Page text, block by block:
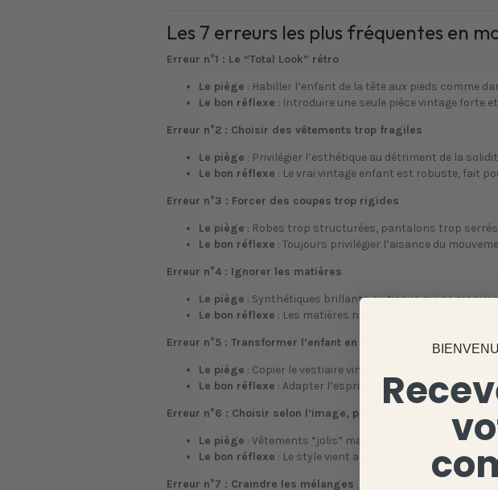
Les 7 erreurs les plus fréquentes en
Erreur n°1 : Le “Total Look” rétro
Le piège : Habiller l’enfant de la tête aux pieds comme
Le bon réflexe : Introduire une seule pièce vintage forte
Erreur n°2 : Choisir des vêtements trop fragiles
Le piège : Privilégier l’esthétique au détriment de la
Le bon réflexe : Le vrai vintage enfant est robuste, fait
Erreur n°3 : Forcer des coupes trop rigides
Le piège : Robes trop structurées, pantalons trop
Le bon réflexe : Toujours privilégier l’aisance du
Erreur n°4 : Ignorer les matières
Le piège : Synthétiques brillants ou tissus qui ne
Le bon réflexe : Les matières naturelles sont non
Erreur n°5 : Transformer l’enfant en “mini-adulte”
Le piège : Copier le vestiaire vintage adulte à l’identique.
Le bon réflexe : Adapter l’esprit, jamais la rigidité.
Erreur n°6 : Choisir selon l’image, pas selon l’usage
Le piège : Vêtements “jolis” mais impossibles à vivre.
Le bon réflexe : Le style vient après le confort.
Erreur n°7 : Craindre les mélanges